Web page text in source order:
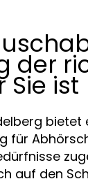
der
Sie ist
bietet
für
auf den